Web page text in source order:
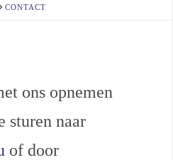
CONTACT
ons opnemen
sturen naar
of door